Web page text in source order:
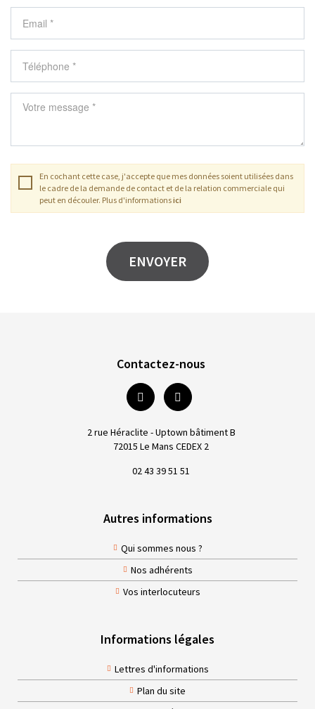
En cochant cette case, j'accepte que mes données soient utilisées dans
le cadre de la demande de contact et de la relation commerciale qui
peut en découler. Plus d'informationsici
Contactez-nous
2 rue Héraclite - Uptown bâtiment B
72015 Le Mans CEDEX 2
02 43 39 51 51
Autres informations
Qui sommes nous ?
Nos adhérents
Vos interlocuteurs
Informations légales
Lettres d'informations
Plan du site